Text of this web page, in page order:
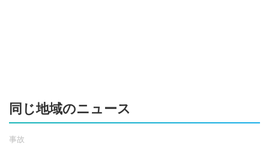
同じ地域のニュース
事故